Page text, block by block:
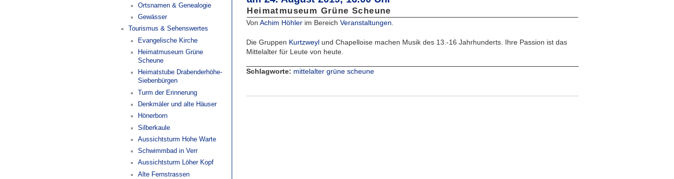
Ortsnamen & Genealogie
Gewässer
Tourismus & Sehenswertes
Evangelische Kirche
Heimatmuseum Grüne
Scheune
Heimatstube Drabenderhöhe-
Siebenbürgen
Turm der Erinnerung
Denkmäler und alte Häuser
Hönerborn
Silberkaule
Aussichtsturm Hohe Warte
Schwimmbad in Verr
Aussichtsturm Löher Kopf
Alte Fernstrassen
Heimatmuseum Grüne Scheune
Von Achim Höhler im Bereich Veranstaltungen
Die Gruppen Kurtzweyl und Chapelloise machen Musik des 13.-16 Jahrhunderts. Ihre Passion ist das
Mittelalter für Leute von heute.
Schlagworte: mittelalter grüne scheune